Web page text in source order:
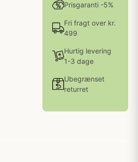
Prisgaranti -5%
Fri fragt over kr.
499
Hurtig levering
1-3 dage
Ubegrænset
returret